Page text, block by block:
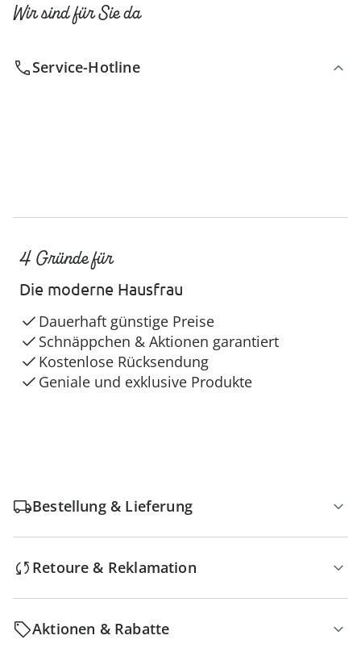
Wir sind für Sie da
Service-Hotline
4 Gründe für
Die moderne Hausfrau
Dauerhaft günstige Preise
Schnäppchen & Aktionen garantiert
Kostenlose Rücksendung
Geniale und exklusive Produkte
Bestellung & Lieferung
Retoure & Reklamation
Aktionen & Rabatte